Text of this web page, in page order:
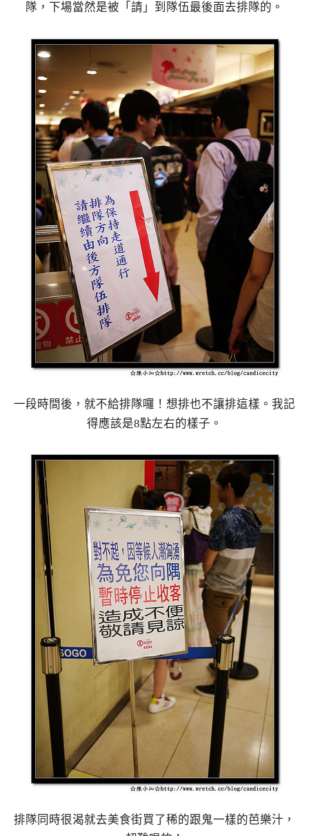
隊，下場當然是被「請」到隊伍最後面去排隊的。
一段時間後，就不給排隊囉！想排也不讓排這樣。我記
得應該是8點左右的樣子。
排隊同時很渴就去美食街買了稀的跟鬼一樣的芭樂汁，